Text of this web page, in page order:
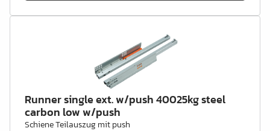
Runner single ext. w/push 40025kg steel
carbon low w/push
Schiene Teilauszug mit push